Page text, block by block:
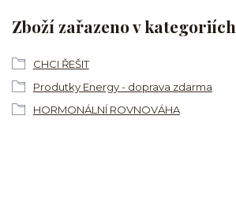
Zboží zařazeno v kategoriích
CHCI ŘEŠIT
Produtky Energy - doprava zdarma
HORMONÁLNÍ ROVNOVÁHA